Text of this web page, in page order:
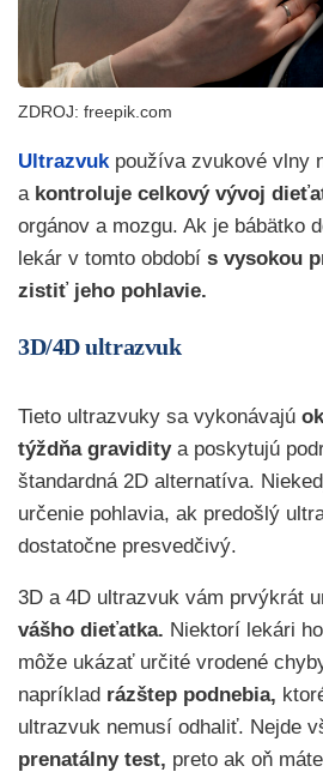
ZDROJ: freepik.com
Ultrazvuk používa zvukové vlny
a kontroluje celkový vývoj
orgánov a mozgu. Ak je bábätko
lekár v tomto období s vysokou
zistiť jeho pohlavie.
3D/4D ultrazvuk
Tieto ultrazvuky sa vykonávajú
týždňa graviditya poskytujú
štandardná 2D alternatíva.
určenie pohlavia, ak predošlý
dostatočne presvedčivý.
3D a 4D ultrazvuk vám prvýkrát
vášho dieťatka. Niektorí lekári
môže ukázať určité vrodené
napríklad rázštep podnebia,
ultrazvuk nemusí odhaliť. Nejde
prenatálny test, preto ak oň